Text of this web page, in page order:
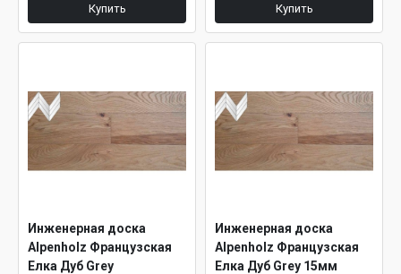
Купить Купить
Инженерная доска
Alpenholz Французская
Елка Дуб Grey
Инженерная доска
Alpenholz Французская
Елка Дуб Grey 15мм